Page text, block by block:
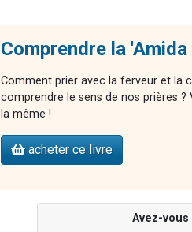
Comprendre la
Comment prier avec la ferveur et la
comprendre le sens de nos prières
la même !
acheter ce livre
Avez-vous